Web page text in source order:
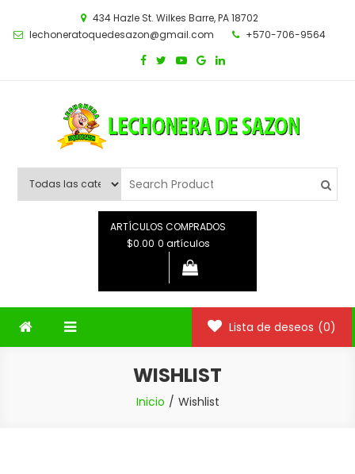
434 Hazle St. Wilkes Barre, PA 18702
lechoneratoquedesazon@gmail.com
+570-706-9564
ARTÍCULOS COMPRADOS
$0.00 0 artículos
Lista de deseos (0)
WISHLIST
Inicio Wishlist